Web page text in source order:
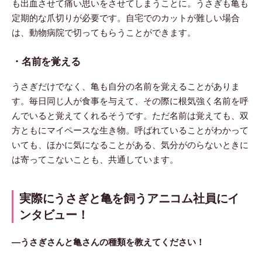
も出血させて痛い思いをさせてしまうことに。うさぎも亀も
定期的な爪切りが必要です。自宅でのカットが難しい場合
は、動物病院で切ってもらうことができます。
・名前を覚える
うさぎだけでなく、亀も自分の名前を覚えることがありま
す。毎日同じ人が食事を与えて、その際に根気強く名前を呼
んでいると覚えてくれるそうです。ただ名前は覚えても、双
方ともにマイペースな生き物。呼ばれていることがわかって
いても、ほかに気になることがある、気分がのらないときに
は寄ってこないことも、共通しています。
実際にうさぎと亀を飼うアニコム社員にイ
ンタビュー！
―うさぎさんと亀さんの種類を教えてください！